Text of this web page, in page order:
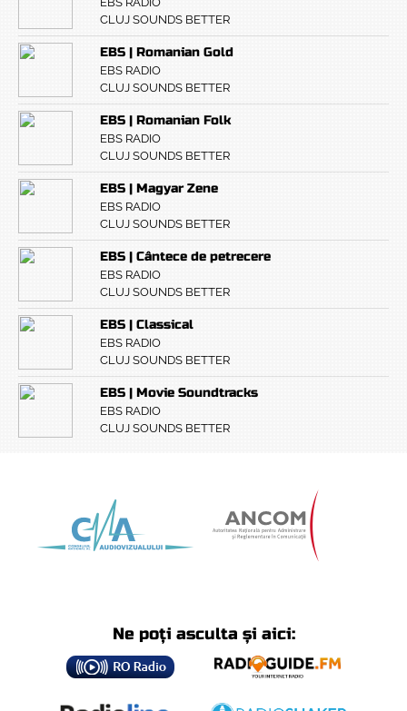
CLUJ SOUNDS BETTER
EBS | Romanian Gold
EBS RADIO
CLUJ SOUNDS BETTER
EBS | Romanian Folk
EBS RADIO
CLUJ SOUNDS BETTER
EBS | Magyar Zene
EBS RADIO
CLUJ SOUNDS BETTER
EBS | Cântece de petrecere
EBS RADIO
CLUJ SOUNDS BETTER
EBS | Classical
EBS RADIO
CLUJ SOUNDS BETTER
EBS | Movie Soundtracks
EBS RADIO
CLUJ SOUNDS BETTER
Ne poți asculta și aici: